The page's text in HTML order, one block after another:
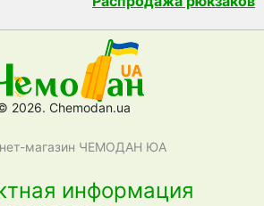
2026. Chemodan.ua
магазин ЧЕМОДАН ЮА
информация